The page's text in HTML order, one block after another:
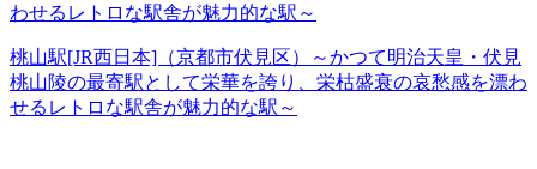
桃山駅[JR西日本]（京都市伏見区）～かつて明治天皇・伏見
桃山陵の最寄駅として栄華を誇り、栄枯盛衰の哀愁感を漂わ
せるレトロな駅舎が魅力的な駅～